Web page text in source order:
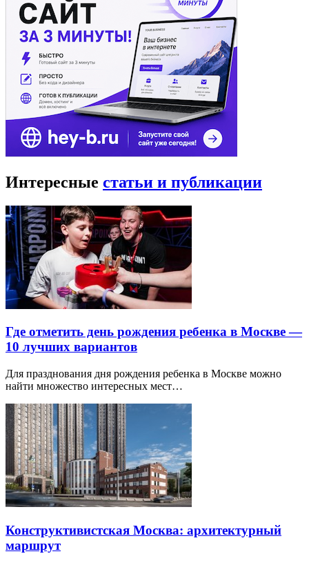
Интересные статьи и публикации
Где отметить день рождения ребенка в Москве —
10 лучших вариантов
Для празднования дня рождения ребенка в Москве можно
найти множество интересных мест…
Конструктивистская Москва: архитектурный
маршрут